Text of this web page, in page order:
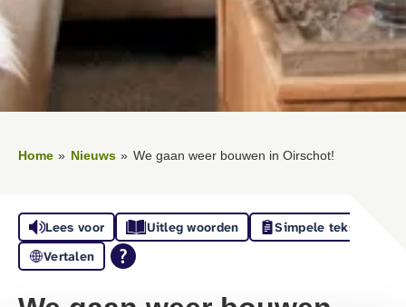
Home Nieuws We gaan weer bouwen in Oirschot!
Lees voor Uitleg woorden
Simpele tekst
Vertalen